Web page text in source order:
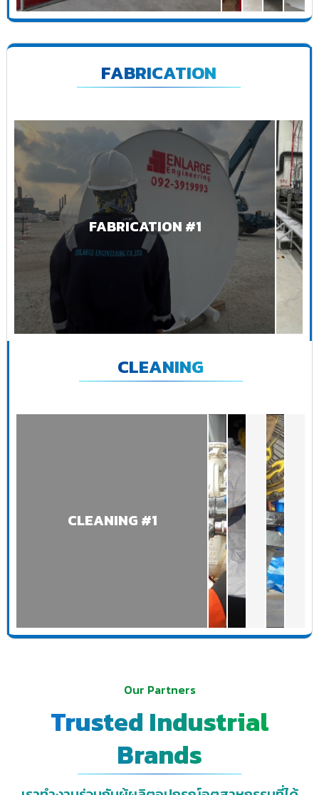
FABRICATION
FABRICATION #1
CLEANING
CLEANING #1
Our Partners
Trusted Industrial
Brands